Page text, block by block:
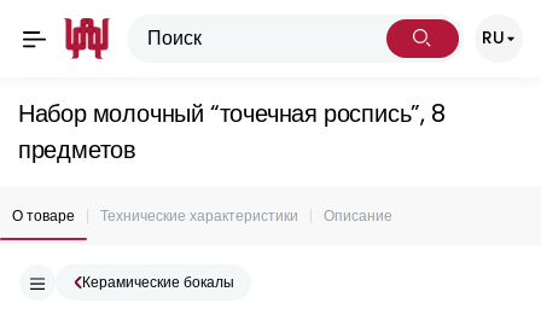
RU
Набор молочный “точечная роспись”, 8
предметов
О товаре Технические характеристики Описание
Керамические бокалы